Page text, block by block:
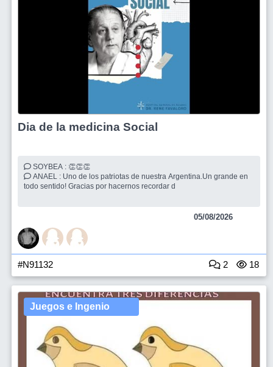
Dia de la medicina Social
SOYBEA : 👏👏👏
ANAEL : Uno de los patriotas de nuestra Argentina.Un grande en
todo sentido! Gracias por hacernos recordar d
05/08/2026
#N91132 2 18
Juegos e Ingenio